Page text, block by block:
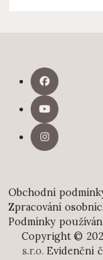
Obchodní
Zpracování
Podmínky
Copyright ©
s.r.o. Evidenční